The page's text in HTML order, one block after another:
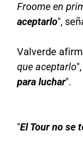
Froome en
aceptarlo",
Valverde
que aceptarlo
para luchar".
"El Tour no se